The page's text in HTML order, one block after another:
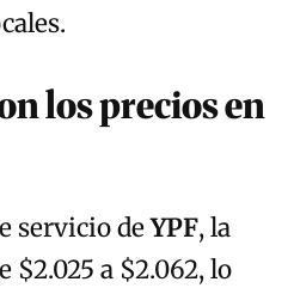
los precios en
servicio deYPF, la
$2.025 a $2.062, lo